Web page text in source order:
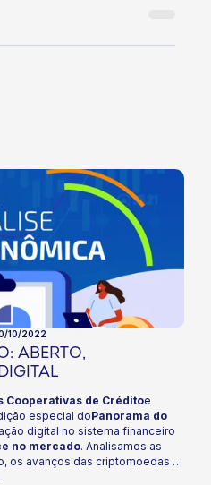
10/2022
ABERTO,
Cooperativas de Créditoe
especial doPanorama do
digital no sistema financeiro
no mercado. Analisamos as
os avanços das criptomoedas e